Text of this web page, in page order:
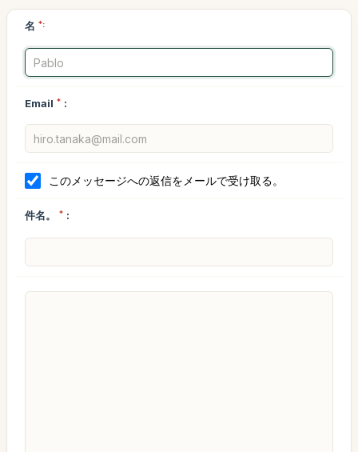
名 *:
Email * :
このメッセージへの返信をメールで受け取る。
件名。 * :